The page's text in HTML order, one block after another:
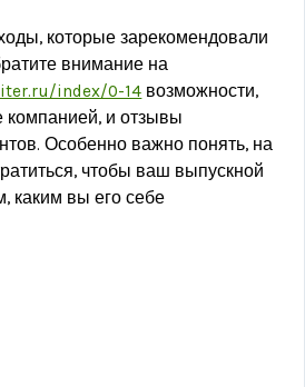
которые зарекомендовали
внимание на
index/0-14 возможности,
и отзывы
Особенно важно понять, на
чтобы ваш выпускной
каким вы его себе